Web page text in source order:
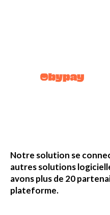
Notre solution se
autres solutions
avons plus de 20
plateforme.